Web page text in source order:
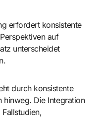
erfordert konsistente
auf
unterscheidet
durch konsistente
hinweg. Die Integration